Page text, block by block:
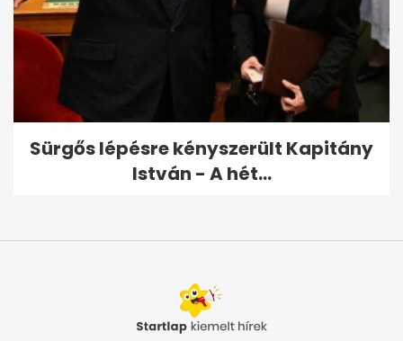
Sürgős lépésre kényszerült Kapitány
István - A hét...